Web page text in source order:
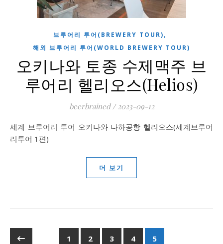
브루어리 투어(BREWERY TOUR),
해외 브루어리 투어(WORLD BREWERY TOUR)
오키나와 토종 수제맥주 브
루어리 헬리오스(Helios)
beerbrained / 2023-09-12
세계 브루어리 투어 오키나와 나하공항 헬리오스(세계브루어
리투어 1편)
더 보기
1 2 3 4 5